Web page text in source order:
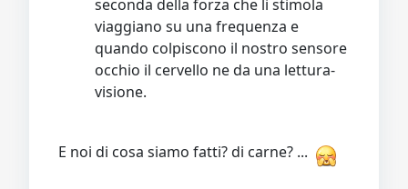
seconda della forza che li stimola
viaggiano su una frequenza e
quando colpiscono il nostro sensore
occhio il cervello ne da una lettura-
visione.
E noi di cosa siamo fatti? di carne? ...